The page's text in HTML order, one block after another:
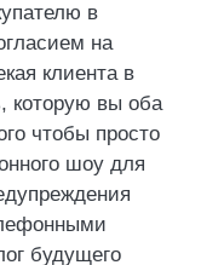
в
на
клиента в
которую вы оба
чтобы просто
шоу для
будущего